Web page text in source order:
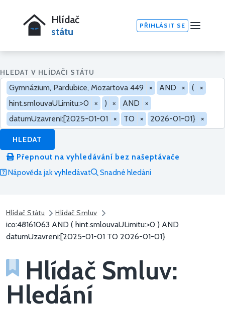
Hlídač
státu
PŘIHLÁSIT SE
HLEDAT V HLÍDAČI STÁTU
Gymnázium, Pardubice, Mozartova 449 × AND × (
×
hint.smlouvaULimitu:>0
× ) × AND
×
datumUzavreni:[2025-01-01 × TO × 2026-01-01} ×
HLEDAT
Přepnout na vyhledávání bez našeptávače
Nápověda jak vyhledávat
Snadné hledání
Hlídač Státu Hlídač Smluv
ico:48161063 AND ( hint.smlouvaULimitu:>0 ) AND
datumUzavreni:[2025-01-01 TO 2026-01-01}
Hlídač Smluv:
Hledání